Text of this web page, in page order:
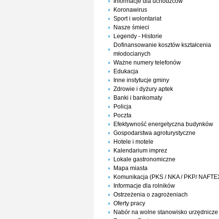
Koronawirus
Sport i wolontariat
Nasze śmieci
Legendy - Historie
Dofinansowanie kosztów kształcenia
młodocianych
Ważne numery telefonów
Edukacja
Inne instytucje gminy
Zdrowie i dyżury aptek
Banki i bankomaty
Policja
Poczta
Efektywność energetyczna budynków
Gospodarstwa agroturystyczne
Hotele i motele
Kalendarium imprez
Lokale gastronomiczne
Mapa miasta
Komunikacja (PKS / NKA / PKP/
Informacje dla rolników
Ostrzeżenia o zagrożeniach
Oferty pracy
Nabór na wolne stanowisko urzędnicze